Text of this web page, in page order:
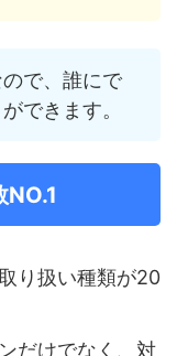
で、誰にで
できます。
り扱い種類が20
だけでなく、対